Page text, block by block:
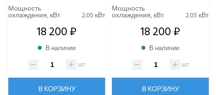
Midea
MDV
Mitsubishi Heavy Industries
Quattroclima
ROYAL CLIMA
Мощность
охлаждения, кВт 2.05 кВт
18 200 ₽
В наличии
шт
В КОРЗИНУ
Мощность
охлаждения, кВт 2.05 кВт
18 200 ₽
В наличии
шт
В КОРЗИНУ